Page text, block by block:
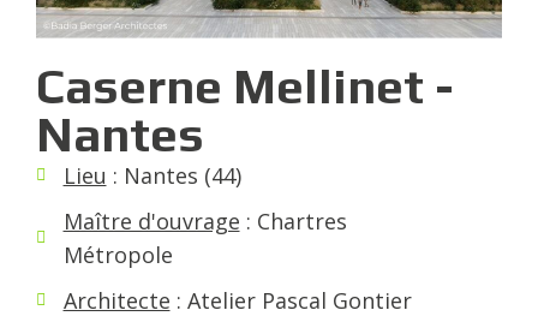
Caserne Mellinet -
Nantes
Lieu : Nantes (44)
Maître d'ouvrage : Chartres
Métropole
Architecte : Atelier Pascal Gontier